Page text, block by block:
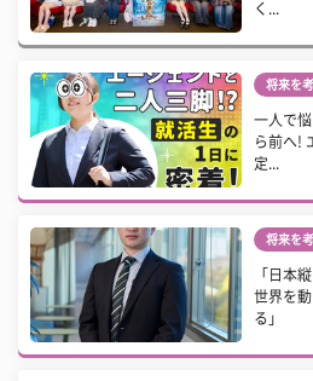
く...
将来を
一人で
ら前へ!
定...
将来を
「日本
世界を
る」